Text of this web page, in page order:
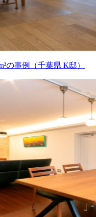
の事例（千葉県 K邸）